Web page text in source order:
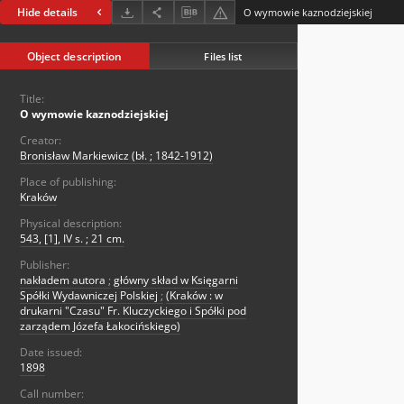
Hide details O wymowie kaznodziejskiej
Object description Files list
Title:
O wymowie kaznodziejskiej
Creator:
Bronisław Markiewicz (bł. ; 1842-1912)
Place of publishing:
Kraków
Physical description:
543, [1], IV s. ; 21 cm.
Publisher:
nakładem autora ; główny skład w Księgarni
Spółki Wydawniczej Polskiej ; (Kraków : w
drukarni "Czasu" Fr. Kluczyckiego i Spółki pod
zarządem Józefa Łakocińskiego)
Date issued:
1898
Call number: